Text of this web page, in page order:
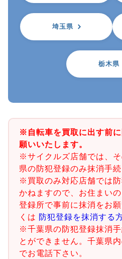
埼玉県
栃木県
※自転車を買取に出す前
願いいたします。
※サイクルズ店舗では、
県の防犯登録のみ抹消手続
※買取のみ対応店舗では
かねますので、お住まい
登録所で事前に抹消をお
くは 防犯登録を抹消する
※千葉県の防犯登録抹消手
とができません。千葉県
でお電話下さい。